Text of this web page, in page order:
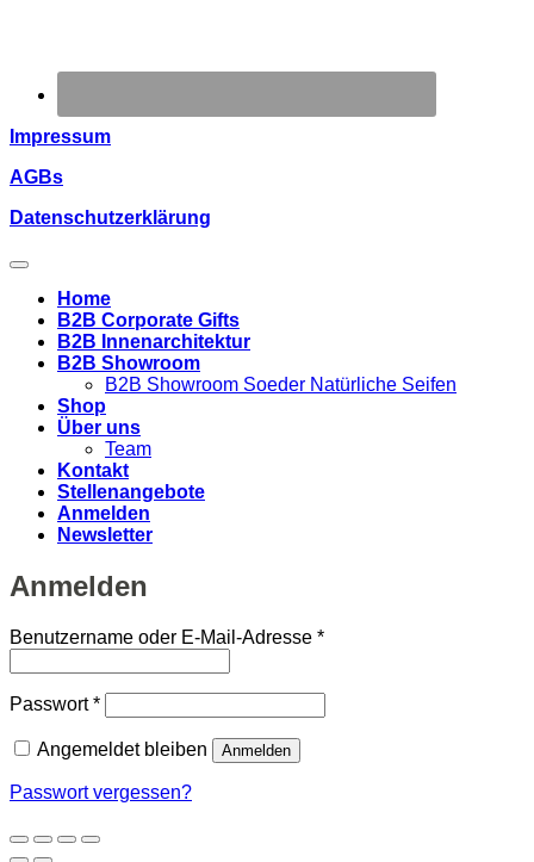
Impressum
AGBs
Datenschutzerklärung
Home
B2B Corporate Gifts
B2B Innenarchitektur
B2B Showroom
B2B Showroom Soeder Natürliche Seifen
Shop
Über uns
Team
Kontakt
Stellenangebote
Anmelden
Newsletter
Anmelden
Benutzername oder E-Mail-Adresse *Erforderlich
Passwort*Erforderlich
Angemeldet bleiben Anmelden
Passwort vergessen?